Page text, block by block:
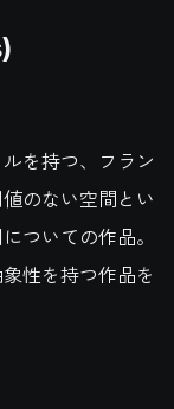
を持つ、フラン
のない空間とい
ついての作品。
性を持つ作品を